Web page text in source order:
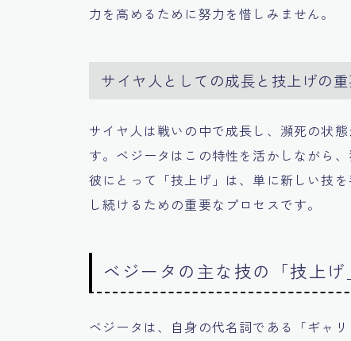
力を高めるために努力を惜しみません。
サイヤ人としての成長と技上げの
サイヤ人は戦いの中で成長し、瀕死の状
す。ベジータはこの特性を活かしながら
彼にとって「技上げ」は、単に新しい技
し続けるための重要なプロセスです。
ベジータの主な技の「技上
ベジータは、自身の代名詞である「ギャ